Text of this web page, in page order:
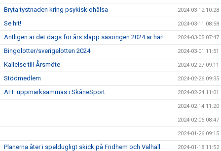
Bryta tystnaden kring psykisk ohälsa 2024-03-12 10:28
Se hit! 2024-03-11 08:58
Äntligen är det dags för års släpp säsongen 2024 är här! 2024-03-05 07:47
Bingolotter/sverigelotten 2024 2024-03-01 11:51
Kallelse till Årsmöte 2024-02-27 09:11
Stödmedlem 2024-02-26 09:35
ÄFF uppmärksammas i SkåneSport 2024-02-24 11:01
2024-02-14 11:20
2024-02-06 08:47
2024-01-26 09:15
Planerna åter i speldugligt skick på Fridhem och Valhall. 2024-01-18 11:52